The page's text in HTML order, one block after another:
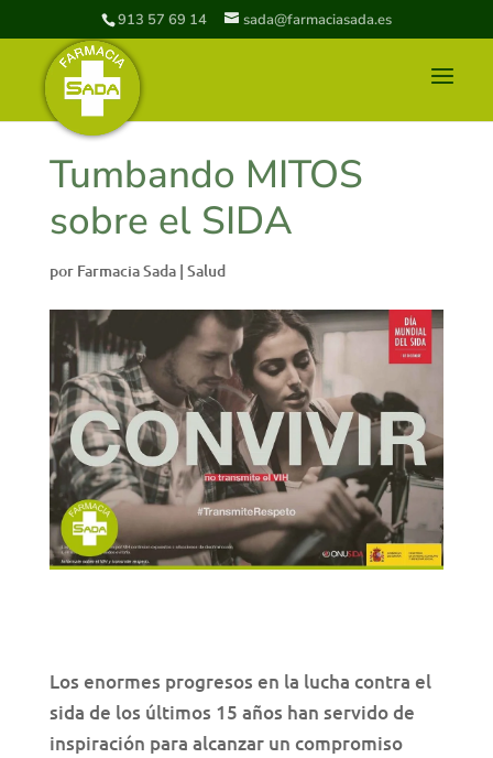
913 57 69 14 sada@farmaciasada.es
Tumbando MITOS
sobre el SIDA
por Farmacia Sada| Salud
Los enormes progresos en la lucha contra el
sida de los últimos 15 años han servido de
inspiración para alcanzar un compromiso